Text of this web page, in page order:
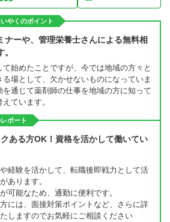
やくのポイント
ナーや、管理栄養士さんによる無料相
始めたことですが、今では地域の方々と
場として、欠かせないものになっていま
通じて薬剤師の仕事を地域の方に知って
ています。
ポート
ある方OK！資格を活かして働いてい
経験を活かして、転職後即戦力として活
あります。
可能なため、通勤に便利です。
には、面接対策ポイントなど、さらに詳
しますのでお気軽にご相談ください